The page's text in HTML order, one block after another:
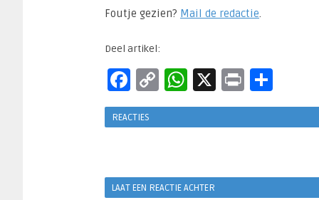
Foutje gezien? Mail de redactie.​
Deel artikel:
Facebook
Copy
Link
WhatsApp
X Print
REACTIES
LAAT EEN REACTIE ACHTER